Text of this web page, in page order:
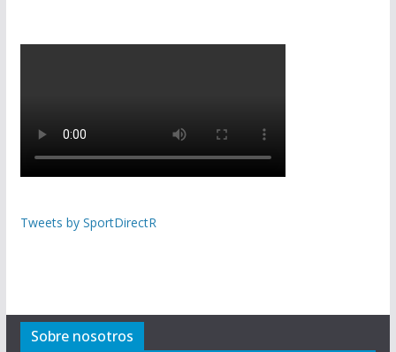
Tweets by SportDirectR
Sobre nosotros